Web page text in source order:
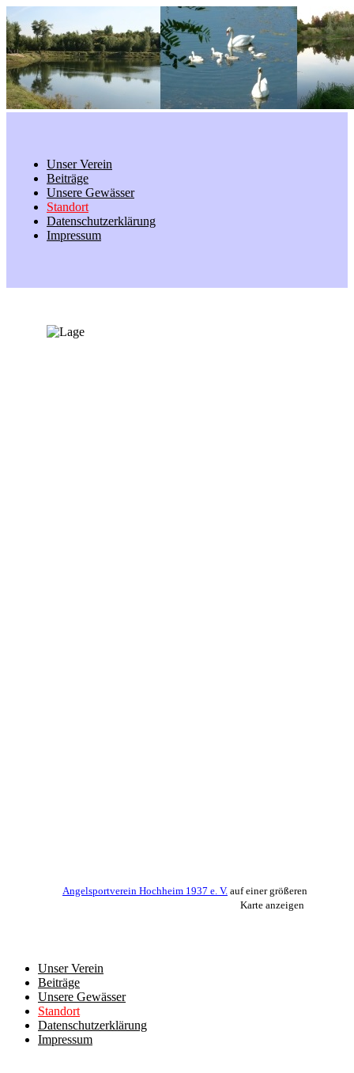
Unser Verein
Beiträge
Unsere Gewässer
Standort
Datenschutzerklärung
Impressum
Angelsportverein Hochheim 1937 e. V. auf einer größeren
Karte anzeigen
Unser Verein
Beiträge
Unsere Gewässer
Standort
Datenschutzerklärung
Impressum